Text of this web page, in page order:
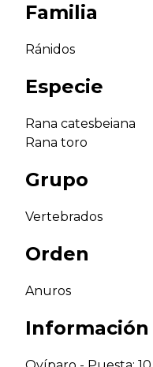
Familia
Ránidos
Especie
Rana catesbeiana
Rana toro
Grupo
Vertebrados
Orden
Anuros
Información